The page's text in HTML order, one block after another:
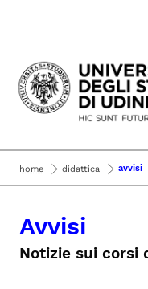
Passa al
home didattica avvisi
Avvisi
Notizie sui corsi